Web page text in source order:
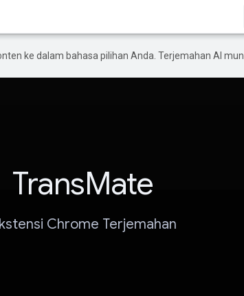
ke dalam bahasa pilihan Anda. Terjemahan AI
TransMate
Chrome Terjemahan